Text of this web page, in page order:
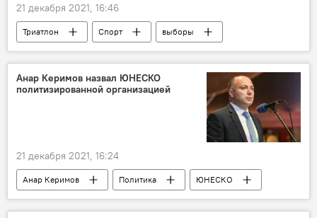
21 декабря 2021, 16:46
Триатлон Спорт
выборы
президент
Федерация
Смена
Азербайджан
Анар Керимов назвал ЮНЕСКО
политизированной организацией
21 декабря 2021, 16:24
Анар Керимов Политика ЮНЕСКО